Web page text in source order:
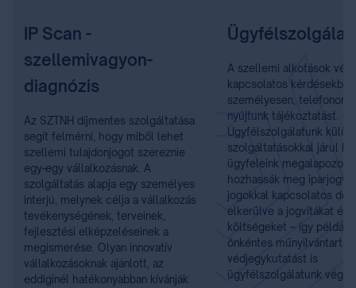
IP Scan -
szellemivagyon-
diagnózis
Az SZTNH díjmentes szolgáltatása
segít felmérni, hogy miből lehet
szellemi tulajdonjogot szereznie
egy-egy vállalkozásnak. A
szolgáltatás alapja egy személyes
interjú, melynek célja a vállalkozás
tevékenységének, terveinek,
fejlesztési elképzeléseinek a
megismerése. Olyan innovatív
vállalkozásoknak ajánlott, az
eddiginél hatékonyabban kívánják
Ügyfélszolgálat
A szellemi alkotások
kapcsolatos kérdésekben
személyesen, telefonon
nyújtunk tájékoztatást.
Ügyfélszolgálatunk
szolgáltatásokkal járul
ügyfeleink
hozhassák meg
jogokkal kapcsolatos
elkerülve a jogvitákat és
költségeket – így például
önkéntes
védjegykutatást is
ügyfélszolgálatunk végzi.